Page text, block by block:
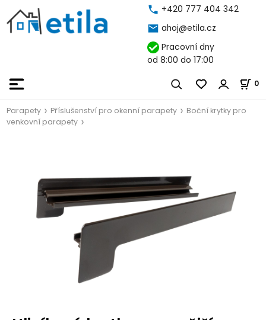
+420 777 404 342
ahoj@etila.cz
Pracovní dny
od 8:00 do 17:00
0
Parapety Příslušenství pro okenní parapety
Boční krytky pro
venkovní parapety